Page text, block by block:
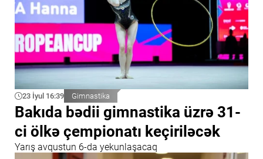
23 İyul 16:39 Gimnastika
Bakıda bədii gimnastika üzrə 31-
ci ölkə çempionatı keçiriləcək
Yarış avqustun 6-da yekunlaşacaq